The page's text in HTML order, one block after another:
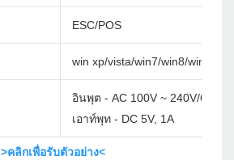
ESC/POS
win xp/vista/win7/win8/win10/
อินพุต - AC 100V ~ 240V/60Hz
เอาท์พุท - DC 5V, 1A
>คลิกเพื่อรับตัวอย่าง<